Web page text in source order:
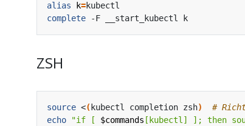
alias k=
complete
ZSH
source <( kubectl completion zsh)
#
echo
"if [ $commands [kubectl] ]; then